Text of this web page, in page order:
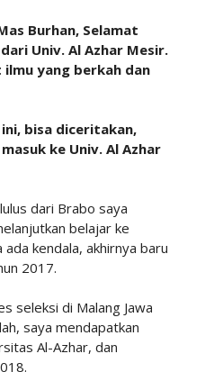
Burhan, Selamat
dari Univ. Al Azhar Mesir.
ilmu yang berkah dan
ini, bisa diceritakan,
masuk ke Univ. Al Azhar
dari Brabo saya
belajar ke
kendala, akhirnya baru
2017.
seleksi di Malang Jawa
saya mendapatkan
Al-Azhar, dan